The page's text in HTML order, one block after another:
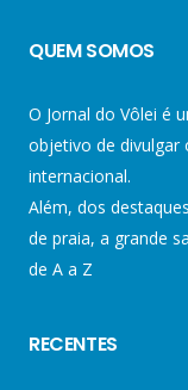
QUEM SOMOS
O Jornal do Vôlei é
objetivo de divulgar
internacional.
Além, dos
de praia, a grande
de A a Z
RECENTES